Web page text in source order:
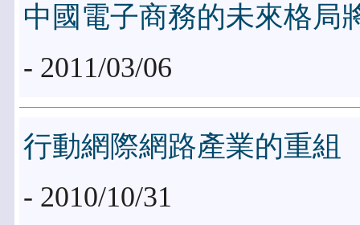
中國電子商務的未來格局
- 2011/03/06
行動網際網路產業的重組
- 2010/10/31